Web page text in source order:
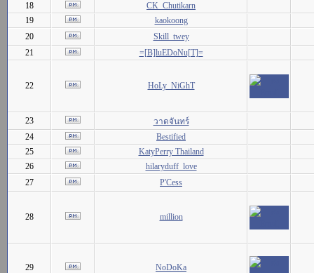
18
CK_Chutikarn
19
kaokoong
20
Skill_twey
21
=[B]luEDoNu[T]=
22 HoLy_NiGhT
23
วาดจันทร์
24
Bestified
25
KatyPerry Thailand
26
hilaryduff_love
27
P'Cess
28 million
29 NoDoKa